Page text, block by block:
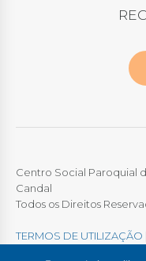
Centro Social Paroquial
Candal
Todos os Direitos
TERMOS DE UTILIZAÇÃO